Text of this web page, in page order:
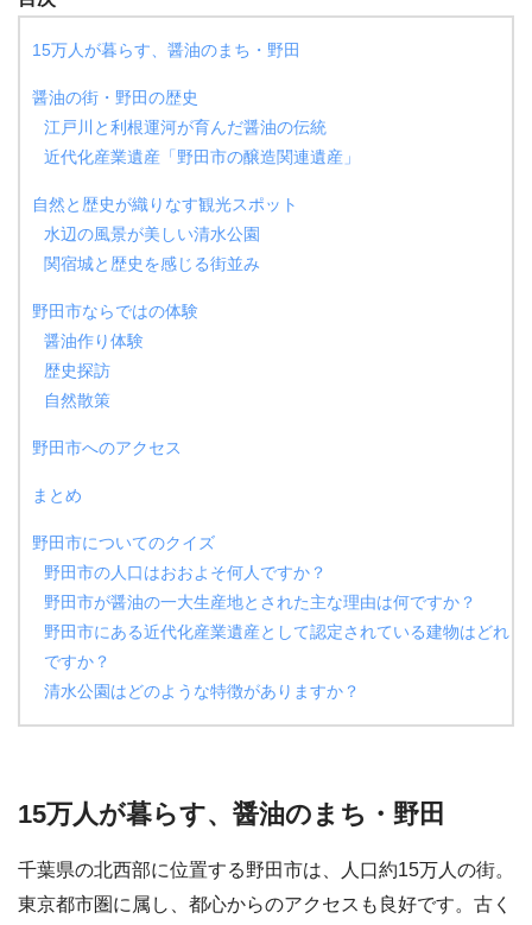
15万人が暮らす、醤油のまち・野田
醤油の街・野田の歴史
江戸川と利根運河が育んだ醤油の伝統
近代化産業遺産「野田市の醸造関連遺産」
自然と歴史が織りなす観光スポット
水辺の風景が美しい清水公園
関宿城と歴史を感じる街並み
野田市ならではの体験
醤油作り体験
歴史探訪
自然散策
野田市へのアクセス
まとめ
野田市についてのクイズ
野田市の人口はおおよそ何人ですか？
野田市が醤油の一大生産地とされた主な理由は何ですか？
野田市にある近代化産業遺産として認定されている建物はどれ
ですか？
清水公園はどのような特徴がありますか？
15万人が暮らす、醤油のまち・野田
千葉県の北西部に位置する野田市は、人口約15万人の街。
東京都市圏に属し、都心からのアクセスも良好です。古く